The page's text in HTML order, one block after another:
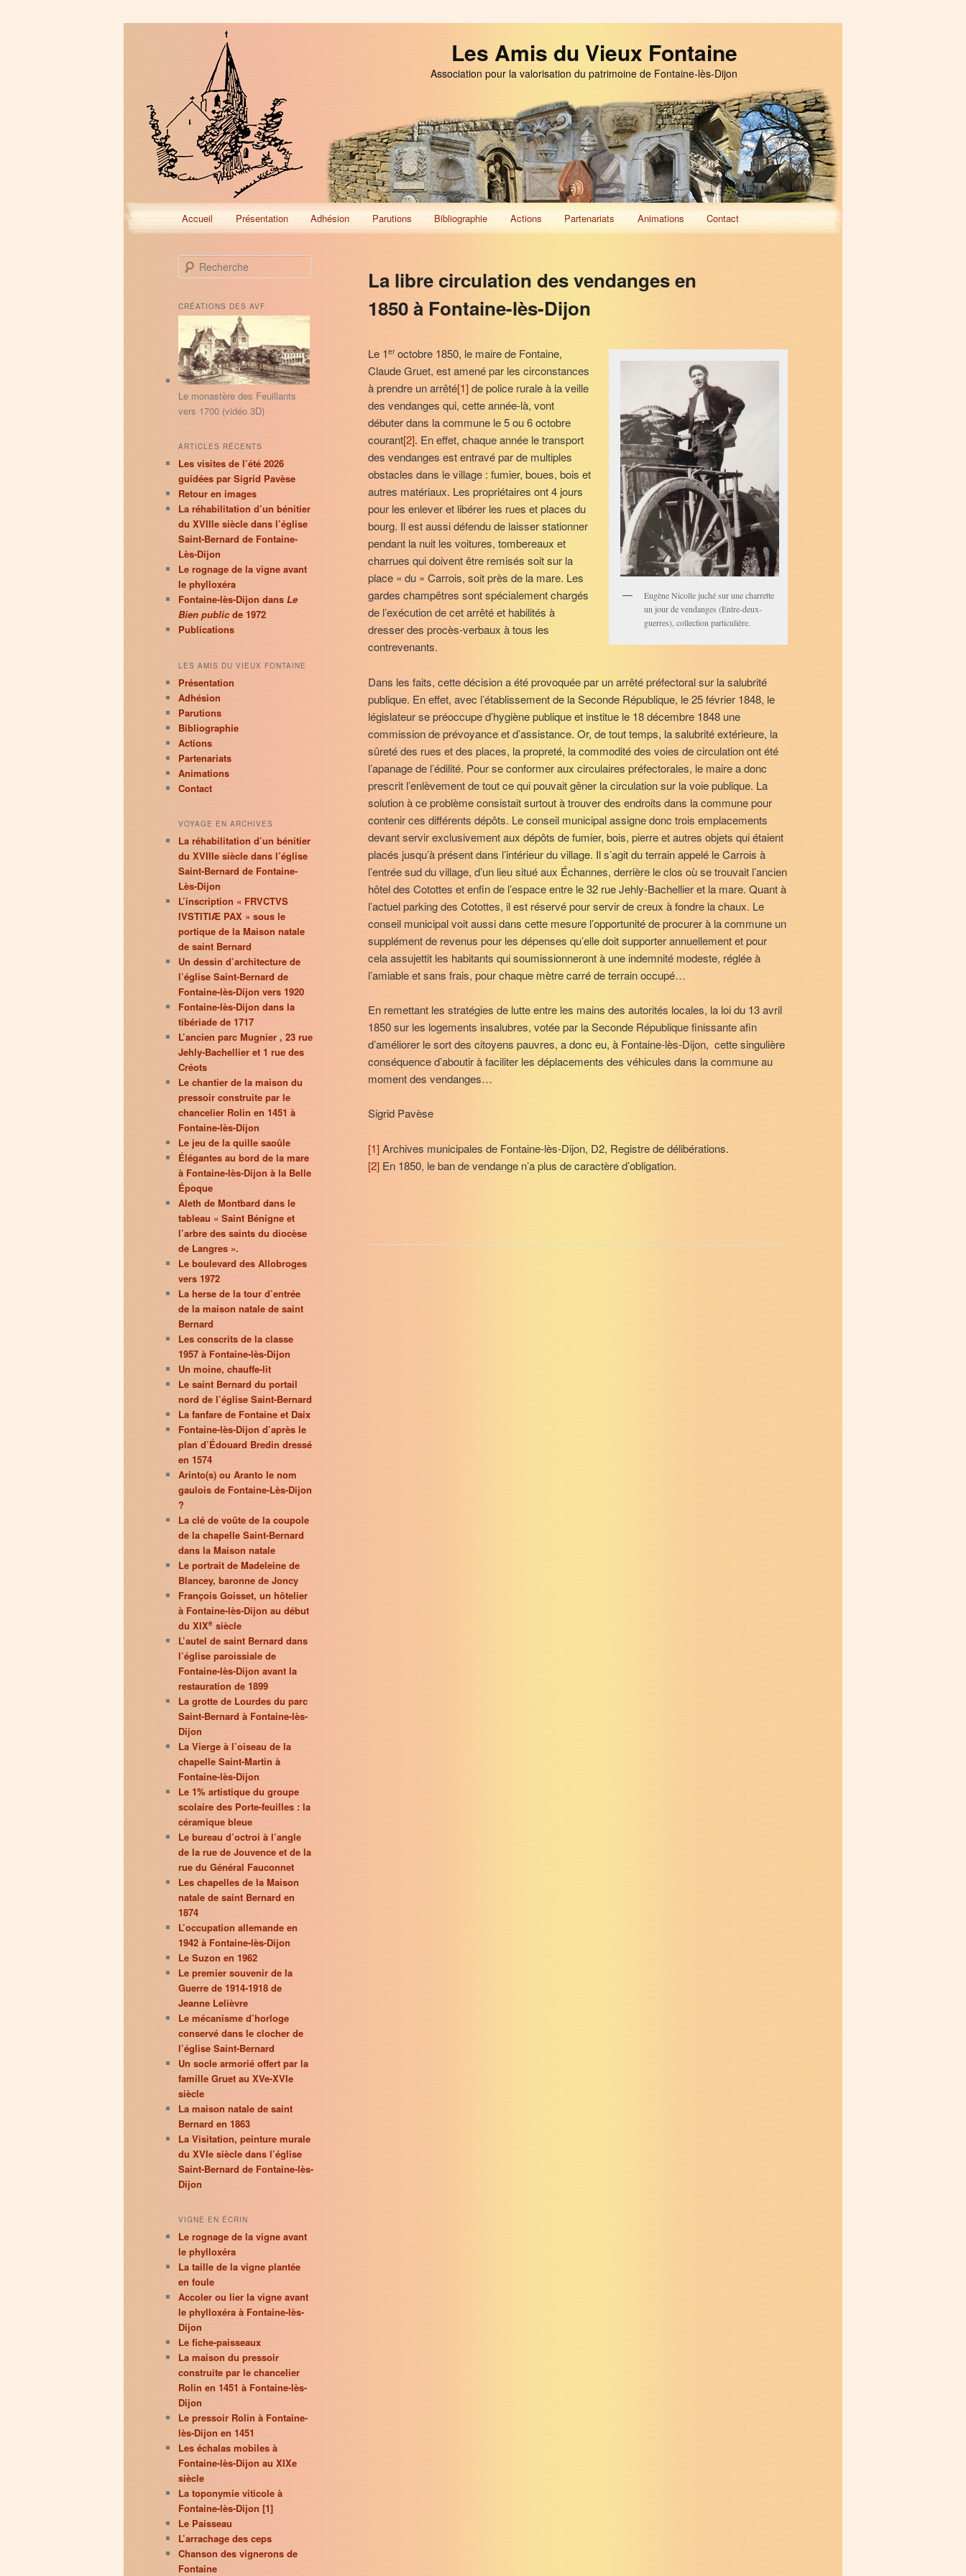
Les Amis du Vieux Fontaine
Association pour la valorisation du patrimoine de Fontaine-lès-Dijon
Menu
principal
Aller
au
principal
Aller
au
secondaire
Accueil Présentation Adhésion Parutions Bibliographie Actions Partenariats Animations Contact
La libre circulation des vendanges en
1850 à Fontaine-lès-Dijon
Eugène Nicolle juché sur une charrette
un jour de vendanges (Entre-deux-
guerres), collection particulière.
Le 1eroctobre 1850, le maire de Fontaine,
Claude Gruet, est amené par les circonstances
à prendre un arrêté[1]de police rurale à la veille
des vendanges qui, cette année-là, vont
débuter dans la commune le 5 ou 6 octobre
courant[2]. En effet, chaque année le transport
des vendanges est entravé par de multiples
obstacles dans le village : fumier, boues, bois et
autres matériaux. Les propriétaires ont 4 jours
pour les enlever et libérer les rues et places du
bourg. Il est aussi défendu de laisser stationner
pendant la nuit les voitures, tombereaux et
charrues qui doivent être remisés soit sur la
place « du » Carrois, soit près de la mare. Les
gardes champêtres sont spécialement chargés
de l’exécution de cet arrêté et habilités à
dresser des procès-verbaux à tous les
contrevenants.
Dans les faits, cette décision a été provoquée par un arrêté préfectoral sur la salubrité
publique. En effet, avec l’établissement de la Seconde République, le 25 février 1848, le
législateur se préoccupe d’hygiène publique et institue le 18 décembre 1848 une
commission de prévoyance et d’assistance. Or, de tout temps, la salubrité extérieure, la
sûreté des rues et des places, la propreté, la commodité des voies de circulation ont été
l’apanage de l’édilité. Pour se conformer aux circulaires préfectorales, le maire a donc
prescrit l’enlèvement de tout ce qui pouvait gêner la circulation sur la voie publique. La
solution à ce problème consistait surtout à trouver des endroits dans la commune pour
contenir ces différents dépôts. Le conseil municipal assigne donc trois emplacements
devant servir exclusivement aux dépôts de fumier, bois, pierre et autres objets qui étaient
placés jusqu’à présent dans l’intérieur du village. Il s’agit du terrain appelé le Carrois à
l’entrée sud du village, d’un lieu situé aux Échannes, derrière le clos où se trouvait l’ancien
hôtel des Cotottes et enfin de l’espace entre le 32 rue Jehly-Bachellier et la mare. Quant à
l’actuel parking des Cotottes, il est réservé pour servir de creux à fondre la chaux. Le
conseil municipal voit aussi dans cette mesure l’opportunité de procurer à la commune un
supplément de revenus pour les dépenses qu’elle doit supporter annuellement et pour
cela assujettit les habitants qui soumissionneront à une indemnité modeste, réglée à
l’amiable et sans frais, pour chaque mètre carré de terrain occupé…
En remettant les stratégies de lutte entre les mains des autorités locales, la loi du 13 avril
1850 sur les logements insalubres, votée par la Seconde République finissante afin
d’améliorer le sort des citoyens pauvres, a donc eu, à Fontaine-lès-Dijon, cette singulière
conséquence d’aboutir à faciliter les déplacements des véhicules dans la commune au
moment des vendanges…
Sigrid Pavèse
[1]Archives municipales de Fontaine-lès-Dijon, D2, Registre de délibérations.
[2] En 1850, le ban de vendange n’a plus de caractère d’obligation.
e
h
e
h
e
CRÉATIONS DES AVF
Le monastère des Feuillants
vers 1700 (vidéo 3D)
ARTICLES RÉCENTS
Les visites de l’été 2026
guidées par Sigrid Pavèse
Retour en images
La réhabilitation d’un bénitier
du XVIIIe siècle dans l’église
Saint-Bernard de Fontaine-
Lès-Dijon
Le rognage de la vigne avant
le phylloxéra
Fontaine-lès-Dijon dans Le
Bien publicde 1972
Publications
LES AMIS DU VIEUX FONTAINE
Présentation
Adhésion
Parutions
Bibliographie
Actions
Partenariats
Animations
Contact
VOYAGE EN ARCHIVES
La réhabilitation d’un bénitier
du XVIIIe siècle dans l’église
Saint-Bernard de Fontaine-
Lès-Dijon
L’inscription « FRVCTVS
IVSTITIÆ PAX » sous le
portique de la Maison natale
de saint Bernard
Un dessin d’architecture de
l’église Saint-Bernard de
Fontaine-lès-Dijon vers 1920
Fontaine-lès-Dijon dans la
tibériade de 1717
L’ancien parc Mugnier , 23 rue
Jehly-Bachellier et 1 rue des
Créots
Le chantier de la maison du
pressoir construite par le
chancelier Rolin en 1451 à
Fontaine-lès-Dijon
Le jeu de la quille saoûle
Élégantes au bord de la mare
à Fontaine-lès-Dijon à la Belle
Époque
Aleth de Montbard dans le
tableau « Saint Bénigne et
l’arbre des saints du diocèse
de Langres ».
Le boulevard des Allobroges
vers 1972
La herse de la tour d’entrée
de la maison natale de saint
Bernard
Les conscrits de la classe
1957 à Fontaine-lès-Dijon
Un moine, chauffe-lit
Le saint Bernard du portail
nord de l’église Saint-Bernard
La fanfare de Fontaine et Daix
Fontaine-lès-Dijon d’après le
plan d’Édouard Bredin dressé
en 1574
Arinto(s) ou Aranto le nom
gaulois de Fontaine-Lès-Dijon
?
La clé de voûte de la coupole
de la chapelle Saint-Bernard
dans la Maison natale
Le portrait de Madeleine de
Blancey, baronne de Joncy
François Goisset, un hôtelier
à Fontaine-lès-Dijon au début
du XIXe siècle
L’autel de saint Bernard dans
l’église paroissiale de
Fontaine-lès-Dijon avant la
restauration de 1899
La grotte de Lourdes du parc
Saint-Bernard à Fontaine-lès-
Dijon
La Vierge à l’oiseau de la
chapelle Saint-Martin à
Fontaine-lès-Dijon
Le 1% artistique du groupe
scolaire des Porte-feuilles : la
céramique bleue
Le bureau d’octroi à l’angle
de la rue de Jouvence et de la
rue du Général Fauconnet
Les chapelles de la Maison
natale de saint Bernard en
1874
L’occupation allemande en
1942 à Fontaine-lès-Dijon
Le Suzon en 1962
Le premier souvenir de la
Guerre de 1914-1918 de
Jeanne Lelièvre
Le mécanisme d’horloge
conservé dans le clocher de
l’église Saint-Bernard
Un socle armorié offert par la
famille Gruet au XVe-XVIe
siècle
La maison natale de saint
Bernard en 1863
La Visitation, peinture murale
du XVIe siècle dans l’église
Saint-Bernard de Fontaine-lès-
Dijon
VIGNE EN ÉCRIN
Le rognage de la vigne avant
le phylloxéra
La taille de la vigne plantée
en foule
Accoler ou lier la vigne avant
le phylloxéra à Fontaine-lès-
Dijon
Le fiche-paisseaux
La maison du pressoir
construite par le chancelier
Rolin en 1451 à Fontaine-lès-
Dijon
Le pressoir Rolin à Fontaine-
lès-Dijon en 1451
Les échalas mobiles à
Fontaine-lès-Dijon au XIXe
siècle
La toponymie viticole à
Fontaine-lès-Dijon [1]
Le Paisseau
L’arrachage des ceps
Chanson des vignerons de
Fontaine